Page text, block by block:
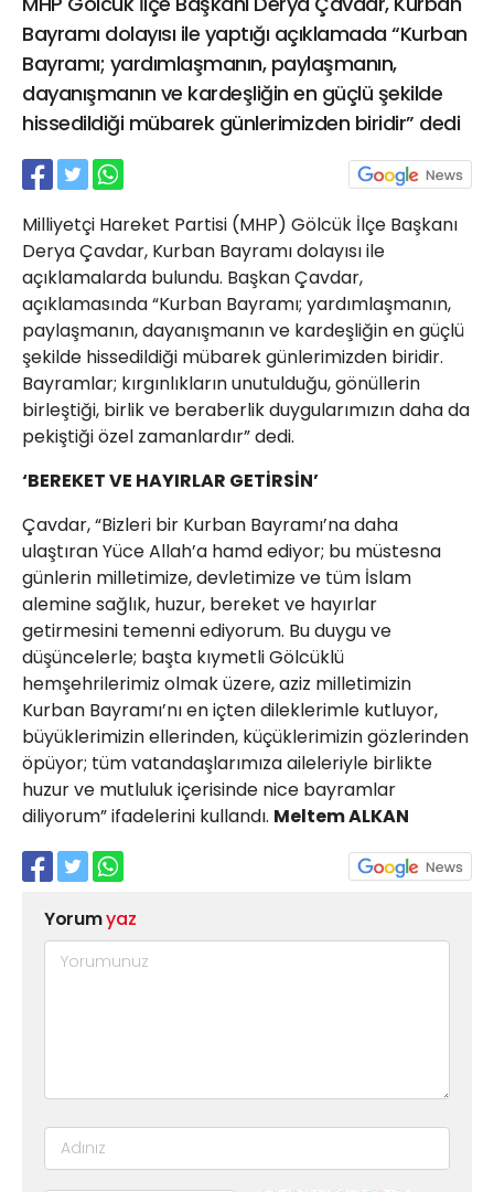
Bayramı dolayısı ile yaptığı açıklamada “Kurban
Bayramı; yardımlaşmanın, paylaşmanın,
dayanışmanın ve kardeşliğin en güçlü şekilde
hissedildiği mübarek günlerimizden biridir” dedi
Milliyetçi Hareket Partisi (MHP) Gölcük İlçe Başkanı
Derya Çavdar, Kurban Bayramı dolayısı ile
açıklamalarda bulundu. Başkan Çavdar,
açıklamasında “Kurban Bayramı; yardımlaşmanın,
paylaşmanın, dayanışmanın ve kardeşliğin en güçlü
şekilde hissedildiği mübarek günlerimizden biridir.
Bayramlar; kırgınlıkların unutulduğu, gönüllerin
birleştiği, birlik ve beraberlik duygularımızın daha da
pekiştiği özel zamanlardır” dedi.
‘BEREKET VE HAYIRLAR GETİRSİN’
Çavdar, “Bizleri bir Kurban Bayramı’na daha
ulaştıran Yüce Allah’a hamd ediyor; bu müstesna
günlerin milletimize, devletimize ve tüm İslam
alemine sağlık, huzur, bereket ve hayırlar
getirmesini temenni ediyorum. Bu duygu ve
düşüncelerle; başta kıymetli Gölcüklü
hemşehrilerimiz olmak üzere, aziz milletimizin
Kurban Bayramı’nı en içten dileklerimle kutluyor,
büyüklerimizin ellerinden, küçüklerimizin gözlerinden
öpüyor; tüm vatandaşlarımıza aileleriyle birlikte
huzur ve mutluluk içerisinde nice bayramlar
diliyorum” ifadelerini kullandı. Meltem ALKAN
Yorumyaz
21 Gölcük
02624132333
haber@golcukpostasi.com